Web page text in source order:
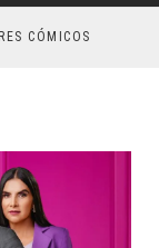
CÓMICOS